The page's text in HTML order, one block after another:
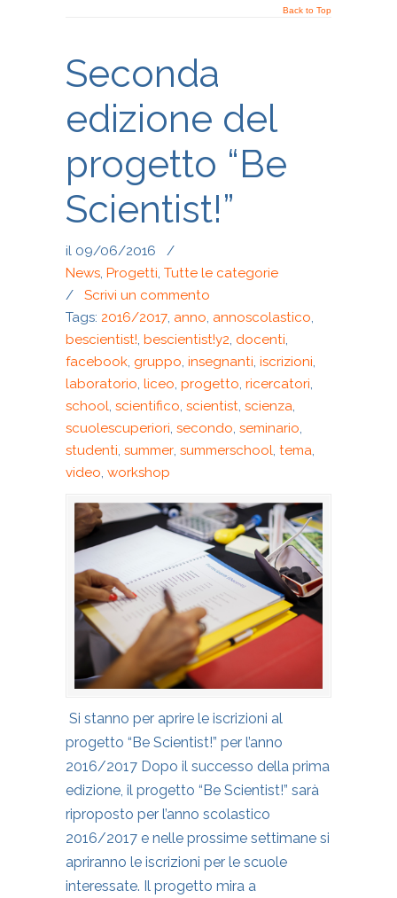
Back to Top
Seconda
edizione del
progetto “Be
Scientist!”
il 09/06/2016
/
News, Progetti, Tutte le categorie
/ Scrivi un commento
Tags: 2016/2017, anno, annoscolastico,
bescientist!, bescientist!y2, docenti,
facebook, gruppo, insegnanti, iscrizioni,
laboratorio, liceo, progetto, ricercatori,
school, scientifico, scientist, scienza,
scuolescuperiori, secondo, seminario,
studenti, summer, summerschool, tema,
video, workshop
Si stanno per aprire le iscrizioni al
progetto “Be Scientist!” per l’anno
2016/2017 Dopo il successo della prima
edizione, il progetto “Be Scientist!” sarà
riproposto per l’anno scolastico
2016/2017 e nelle prossime settimane si
apriranno le iscrizioni per le scuole
interessate. Il progetto mira a